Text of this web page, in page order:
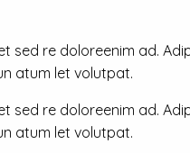
re doloreenim ad.
atum let volutpat.
re doloreenim ad.
atum let volutpat.